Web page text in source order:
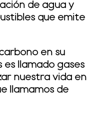
de agua y
que emite
en su
llamado gases
nuestra vida en
llamamos de